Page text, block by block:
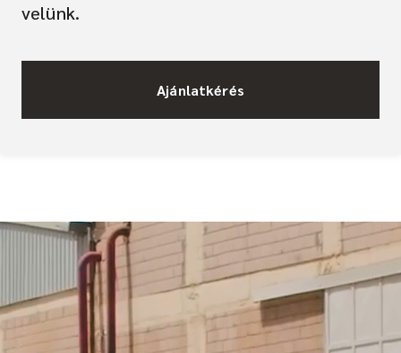
velünk.
Ajánlatkérés